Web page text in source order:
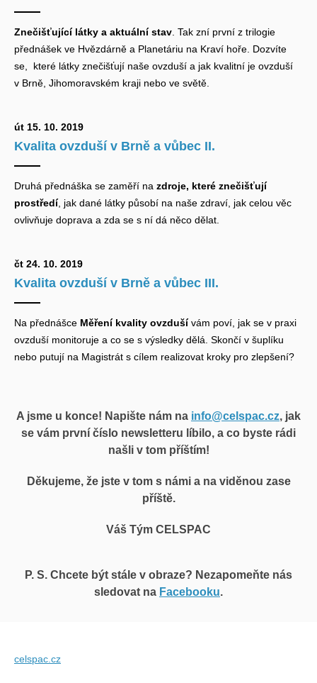
Znečišťující látky a aktuální stav. Tak zní první z trilogie
přednášek ve Hvězdárně a Planetáriu na Kraví hoře. Dozvíte
se, které látky znečišťují naše ovzduší a jak kvalitní je ovzduší
v Brně, Jihomoravském kraji nebo ve světě.
út 15. 10. 2019
Kvalita ovzduší v Brně a vůbec II.
Druhá přednáška se zaměří na zdroje, které znečišťují
prostředí, jak dané látky působí na naše zdraví, jak celou věc
ovlivňuje doprava a zda se s ní dá něco dělat.
čt 24. 10. 2019
Kvalita ovzduší v Brně a vůbec III.
Na přednášce Měření kvality ovzdušívám poví, jak se v praxi
ovzduší monitoruje a co se s výsledky dělá. Skončí v šuplíku
nebo putují na Magistrát s cílem realizovat kroky pro zlepšení?
A jsme u konce! Napište nám na info@celspac.cz, jak
se vám první číslo newsletteru líbilo, a co byste rádi
našli v tom příštím!
Děkujeme, že jste v tom s námi a na viděnou zase
příště.
Váš Tým CELSPAC
P. S. Chcete být stále v obraze? Nezapomeňte nás
sledovat na Facebooku.
celspac.cz